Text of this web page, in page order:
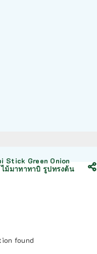
Stick Green Onion
ม้มาทาทาบิ รูปทรงต้น
found